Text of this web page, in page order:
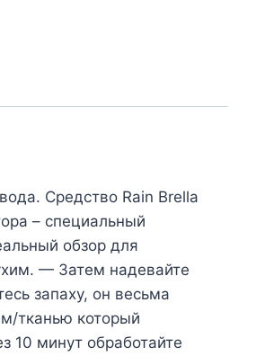
Средство Rain Brella
– специальный
обзор для
— Затем надевайте
запаху, он весьма
тканью который
10 минут обработайте